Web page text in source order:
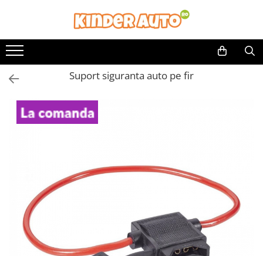
Toate Produsele
Produse in stoc
Masinute electrice
ATV & UTV Electrice
Vehicule electrice adulti
Masinute electrice Mercedes
Masinute electrice tip SUV
Piese & Accesorii
Jucarii RC cu telecomanda
Suport siguranta auto pe fir